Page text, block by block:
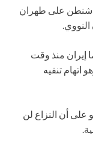
واشنطن على طهران
النووي.
إيران منذ وقت
تنفيه
على أن النزاع لن